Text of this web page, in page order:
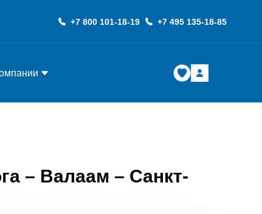
+7 800 101-18-19 +7 495 135-18-85
– Валаам – Санкт-